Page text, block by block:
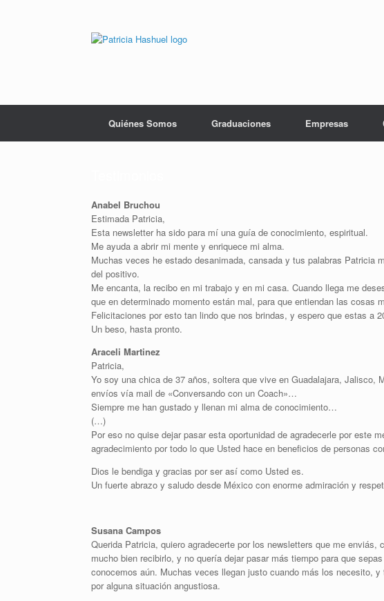
Quiénes Somos Graduaciones Empresas
Anabel Bruchou
Estimada Patricia,
Esta newsletter ha sido para mí una guía de conocimiento, espiritual.
Me ayuda a abrir mi mente y enriquece mi alma.
Muchas veces he estado desanimada, cansada y tus palabras Patricia
del positivo.
Me encanta, la recibo en mi trabajo y en mi casa. Cuando llega me
que en determinado momento están mal, para que entiendan las cosas
Felicitaciones por esto tan lindo que nos brindas, y espero que estas a
Un beso, hasta pronto.
Araceli Martinez
Patricia,
Yo soy una chica de 37 años, soltera que vive en Guadalajara,
envíos vía mail de «Conversando con un Coach»…
Siempre me han gustado y llenan mi alma de conocimiento…
(…)
Por eso no quise dejar pasar esta oportunidad de agradecerle por este
agradecimiento por todo lo que Usted hace en beneficios de personas
Dios le bendiga y gracias por ser así como Usted es.
Un fuerte abrazo y saludo desde México con enorme admiración y
Susana Campos
Querida Patricia, quiero agradecerte por los newsletters que me
mucho bien recibirlo, y no quería dejar pasar más tiempo para que
conocemos aún. Muchas veces llegan justo cuando más los necesito,
por alguna situación angustiosa.